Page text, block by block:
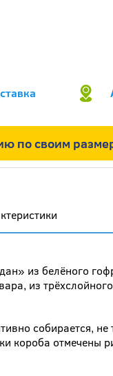
по своим
из белёного
из
собирается,
короба отмечены